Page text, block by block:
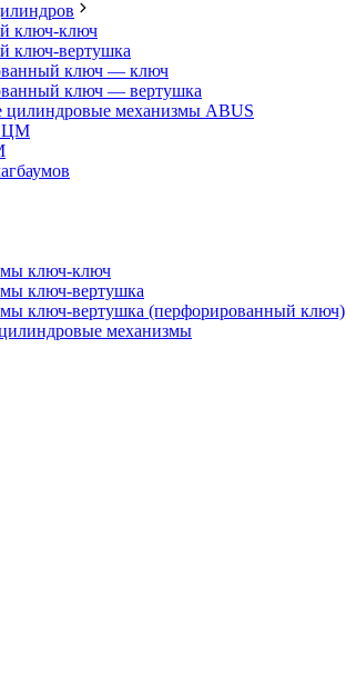
ключ-ключ
ключ-вертушка
ключ — ключ
ключ — вертушка
цилиндровые механизмы ABUS
ЦМ
ключ-ключ
ключ-вертушка
ключ-вертушка (перфорированный ключ)
механизмы